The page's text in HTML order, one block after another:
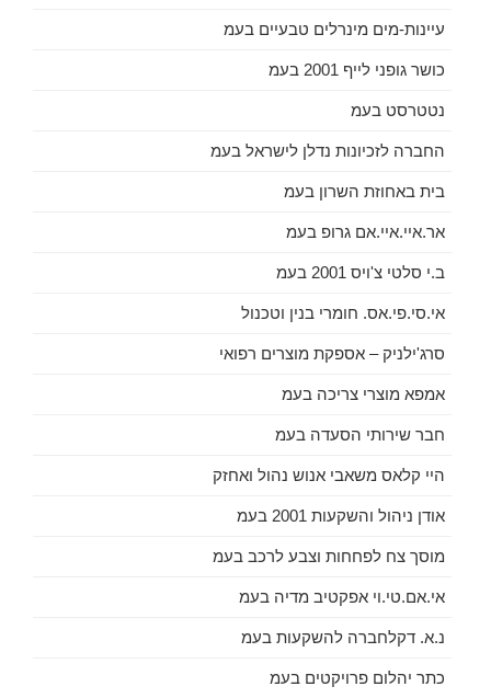
עיינות-מים מינרלים טבעיים בעמ
כושר גופני לייף 2001 בעמ
נטטרסט בעמ
החברה לזכיונות נדלן לישראל בעמ
בית באחוזת השרון בעמ
אר.איי.איי.אם גרופ בעמ
ב.י סלטי צ'ויס 2001 בעמ
אי.סי.פי.אס. חומרי בנין וטכנול
סרג'ילניק – אספקת מוצרים רפואי
אמפא מוצרי צריכה בעמ
חבר שירותי הסעדה בעמ
היי קלאס משאבי אנוש נהול ואחזק
אודן ניהול והשקעות 2001 בעמ
מוסך צח לפחחות וצבע לרכב בעמ
אי.אם.טי.וי אפקטיב מדיה בעמ
נ.א. דקלחברה להשקעות בעמ
כתר יהלום פרויקטים בעמ